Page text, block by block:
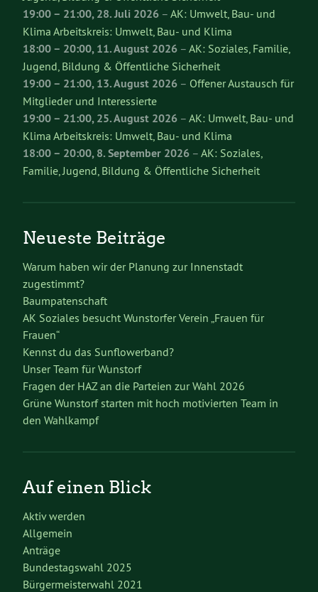
19:00– 21:00,28. Juli 2026 – AK: Umwelt, Bau- und
Klima Arbeitskreis: Umwelt, Bau- und Klima
18:00– 20:00,11. August 2026 – AK: Soziales, Familie,
Jugend, Bildung & Öffentliche Sicherheit
19:00– 21:00,13. August 2026 – Offener Austausch für
Mitglieder und Interessierte
19:00– 21:00,25. August 2026 – AK: Umwelt, Bau- und
Klima Arbeitskreis: Umwelt, Bau- und Klima
18:00– 20:00,8. September 2026 – AK: Soziales,
Familie, Jugend, Bildung & Öffentliche Sicherheit
Neueste Beiträge
Warum haben wir der Planung zur Innenstadt
zugestimmt?
Baumpatenschaft
AK Soziales besucht Wunstorfer Verein „Frauen für
Frauen“
Kennst du das Sunflowerband?
Unser Team für Wunstorf
Fragen der HAZ an die Parteien zur Wahl 2026
Grüne Wunstorf starten mit hoch motivierten Team in
den Wahlkampf
Auf einen Blick
Aktiv werden
Allgemein
Anträge
Bundestagswahl 2025
Bürgermeisterwahl 2021